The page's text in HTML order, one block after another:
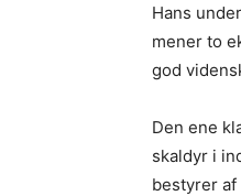
Hans
mener to
god
Den ene
skaldyr i
bestyrer